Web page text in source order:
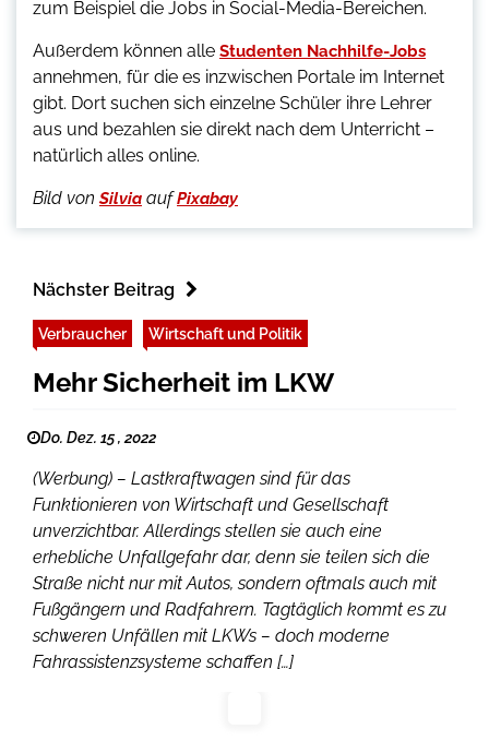
zum Beispiel die Jobs in Social-Media-Bereichen.
Außerdem können alle Studenten Nachhilfe-Jobs
annehmen, für die es inzwischen Portale im Internet
gibt. Dort suchen sich einzelne Schüler ihre Lehrer
aus und bezahlen sie direkt nach dem Unterricht –
natürlich alles online.
Bild vonSilvia aufPixabay
Nächster Beitrag
Verbraucher Wirtschaft und Politik
Mehr Sicherheit im LKW
Do. Dez. 15 , 2022
(Werbung) – Lastkraftwagen sind für das
Funktionieren von Wirtschaft und Gesellschaft
unverzichtbar. Allerdings stellen sie auch eine
erhebliche Unfallgefahr dar, denn sie teilen sich die
Straße nicht nur mit Autos, sondern oftmals auch mit
Fußgängern und Radfahrern. Tagtäglich kommt es zu
schweren Unfällen mit LKWs – doch moderne
Fahrassistenzsysteme schaffen […]